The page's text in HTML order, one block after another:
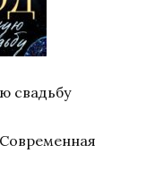
свадьбу